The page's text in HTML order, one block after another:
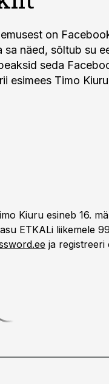
on
sa näed, sõltub su
seda
esimees Timo
Kiuru esineb 16.
ETKALi liikemele
ja registreeri